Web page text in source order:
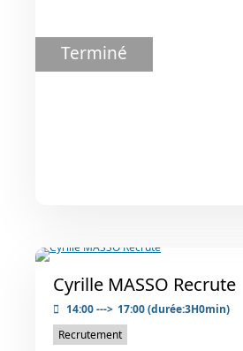
Terminé
Cyrille MASSO Recrute
14:00---> 17:00(durée:3H0min)
Recrutement